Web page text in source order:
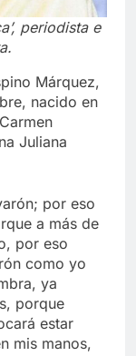
periodista e
Márquez,
nacido en
Juliana
por eso
a más de
por eso
como yo
ya
porque
estar
mis manos,